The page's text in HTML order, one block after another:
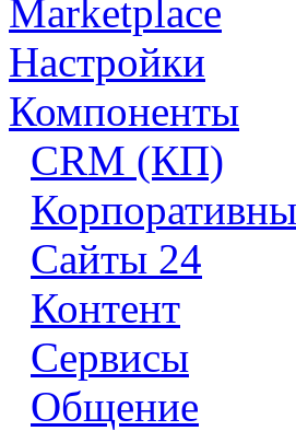
Marketplace
Настройки
Компоненты
CRM (КП)
Сайты 24
Контент
Сервисы
Общение